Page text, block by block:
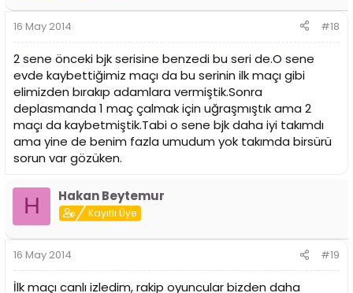
16 May 2014 #18
2 sene önceki bjk serisine benzedi bu seri de.O sene
evde kaybettiğimiz maçı da bu serinin ilk maçı gibi
elimizden bırakıp adamlara vermiştik.Sonra
deplasmanda 1 maç çalmak için uğraşmıştık ama 2
maçı da kaybetmiştik.Tabi o sene bjk daha iyi takımdı
ama yine de benim fazla umudum yok takımda birsürü
sorun var gözüken.
H Hakan Beytemur
Kayıtlı Üye
16 May 2014 #19
İlk maçı canlı izledim, rakip oyuncular bizden daha